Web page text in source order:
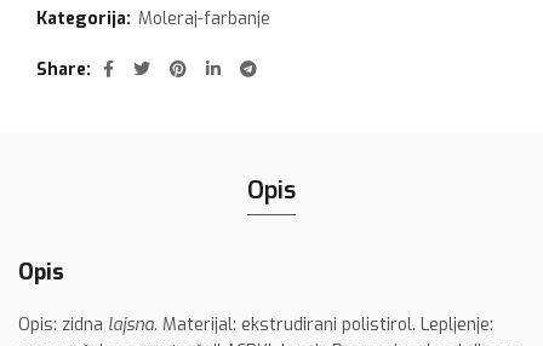
Kategorija: Moleraj-farbanje
Share
Opis
Opis
Opis: zidna lajsna. Materijal: ekstrudirani polistirol. Lepljenje: